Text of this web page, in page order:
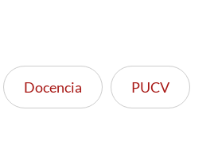
Docencia PUCV